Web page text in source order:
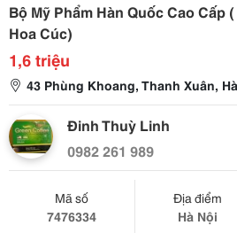
Bộ Mỹ Phẩm Hàn Quốc Cao Cấp
Hoa Cúc)
1,6 triệu
43 Phùng Khoang, Thanh Xuân,
Đinh Thuỳ Linh
0982 261 989
Mã số
7476334
Địa điểm
Hà Nội